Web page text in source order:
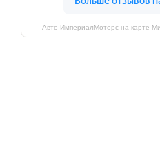
Авто-ИмпериалМоторс на карте